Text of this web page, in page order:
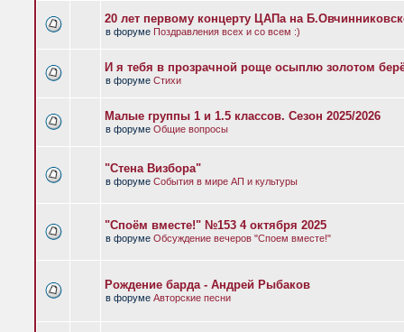
20 лет первому концерту ЦАПа на
в форуме Поздравления всех и со всем :)
И я тебя в прозрачной роще осыплю золотом
в форуме Стихи
Малые группы 1 и 1.5 классов. Сезон 2025/2026
в форуме Общие вопросы
"Стена Визбора"
в форуме События в мире АП и культуры
"Споём вместе!" №153 4 октября 2025
в форуме Обсуждение вечеров "Споем вместе!"
Рождение барда - Андрей Рыбаков
в форуме Авторские песни